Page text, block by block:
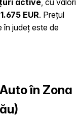
EUR. Prețul
în județ este de
în Zona